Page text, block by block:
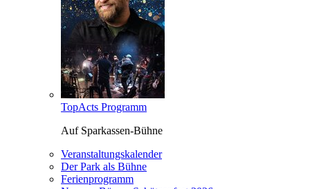
TopActs Programm
Auf Sparkassen-Bühne
Veranstaltungskalender
Der Park als Bühne
Ferienprogramm